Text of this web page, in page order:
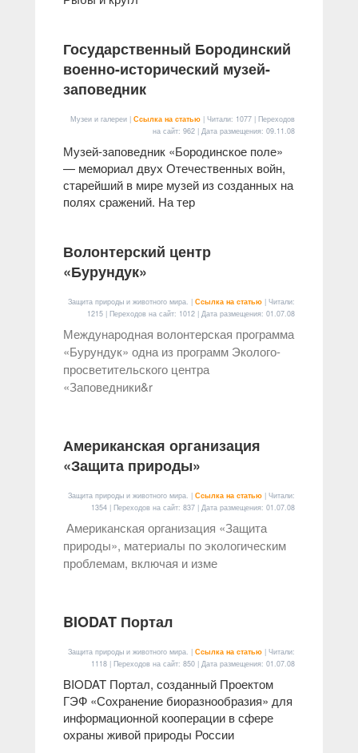
Государственный Бородинский
военно-исторический музей-
заповедник
Музеи и галереи | Ссылка на статью | Читали: 1077 | Переходов
на сайт: 962 | Дата размещения: 09.11.08
Музей-заповедник «Бородинское поле»
— мемориал двух Отечественных войн,
старейший в мире музей из созданных на
полях сражений. На тер
Волонтерский центр
«Бурундук»
Защита природы и животного мира. | Ссылка на статью | Читали:
1215 | Переходов на сайт: 1012 | Дата размещения: 01.07.08
Международная волонтерская программа
«Бурундук» одна из программ Эколого-
просветительского центра
«Заповедники&r
Американская организация
«Защита природы»
Защита природы и животного мира. | Ссылка на статью | Читали:
1354 | Переходов на сайт: 837 | Дата размещения: 01.07.08
Американская организация «Защита
природы», материалы по экологическим
проблемам, включая и изме
BIODAT Портал
Защита природы и животного мира. | Ссылка на статью | Читали:
1118 | Переходов на сайт: 850 | Дата размещения: 01.07.08
BIODAT Портал, созданный Проектом
ГЭФ «Сохранение биоразнообразия» для
информационной кооперации в сфере
охраны живой природы России